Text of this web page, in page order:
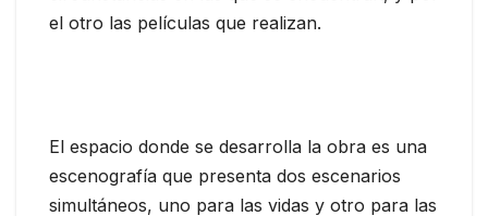
el otro las películas que realizan.
El espacio donde se desarrolla la obra es una
escenografía que presenta dos escenarios
simultáneos, uno para las vidas y otro para las